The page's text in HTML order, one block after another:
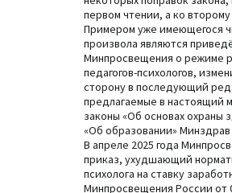
первом чтении, а ко
Примером уже имеющегося
произвола являются
Минпросвещения о режиме
педагогов-психологов,
сторону в последующий
предлагаемые в настоящий
законы «Об основах охраны
«Об образовании»
В апреле 2025 года
приказ, ухудшающий
психолога на ставку
Минпросвещения России от